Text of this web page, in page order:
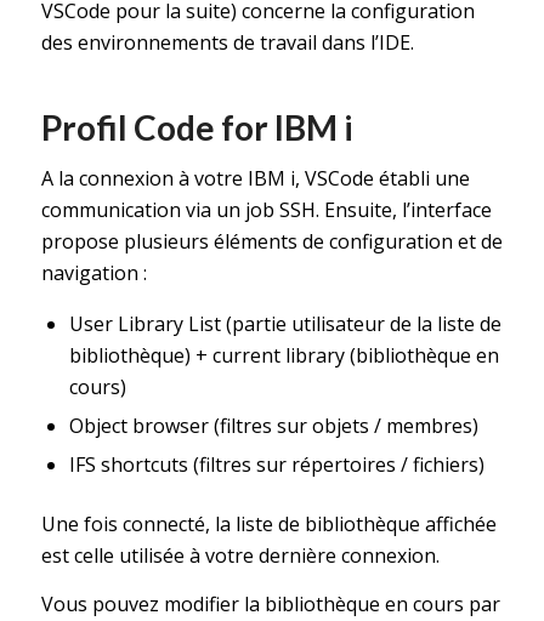
VSCode pour la suite) concerne la configuration
des environnements de travail dans l’IDE.
Profil Code for IBM i
A la connexion à votre IBM i, VSCode établi une
communication via un job SSH. Ensuite, l’interface
propose plusieurs éléments de configuration et de
navigation :
User Library List (partie utilisateur de la liste de
bibliothèque) + current library (bibliothèque en
cours)
Object browser (filtres sur objets / membres)
IFS shortcuts (filtres sur répertoires / fichiers)
Une fois connecté, la liste de bibliothèque affichée
est celle utilisée à votre dernière connexion.
Vous pouvez modifier la bibliothèque en cours par